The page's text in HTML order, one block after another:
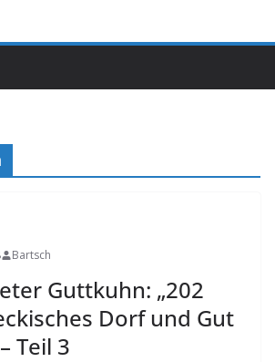
Bartsch
Guttkuhn: „202
Dorf und Gut
Teil 3